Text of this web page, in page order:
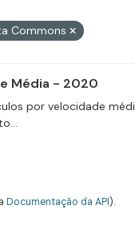
Commons
Média - 2020
por velocidade
Documentação da API).